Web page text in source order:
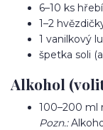
6–10 ks
1–2
1 vanilkový
špetka soli
Alkohol
100–200 ml
Pozn.: